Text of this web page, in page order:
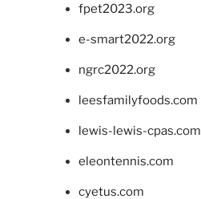
fpet2023.org
e-smart2022.org
ngrc2022.org
leesfamilyfoods.com
lewis-lewis-cpas.com
eleontennis.com
cyetus.com